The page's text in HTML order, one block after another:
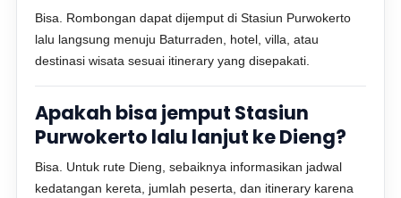
Bisa. Rombongan dapat dijemput di Stasiun Purwokerto
lalu langsung menuju Baturraden, hotel, villa, atau
destinasi wisata sesuai itinerary yang disepakati.
Apakah bisa jemput Stasiun
Purwokerto lalu lanjut ke Dieng?
Bisa. Untuk rute Dieng, sebaiknya informasikan jadwal
kedatangan kereta, jumlah peserta, dan itinerary karena